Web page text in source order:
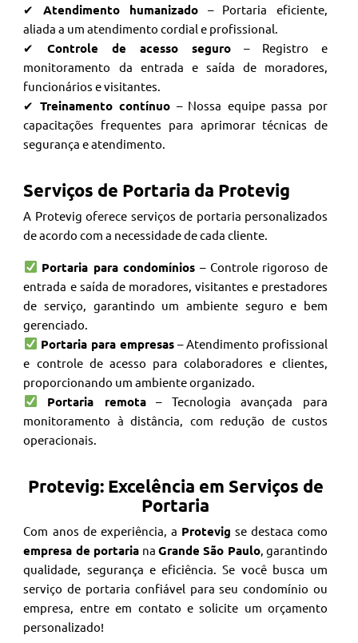
✔ Atendimento humanizado – Portaria eficiente,
aliada a um atendimento cordial e profissional.
✔ Controle de acesso seguro– Registro e
monitoramento da entrada e saída de moradores,
funcionários e visitantes.
✔ Treinamento contínuo – Nossa equipe passa por
capacitações frequentes para aprimorar técnicas de
segurança e atendimento.
Serviços de Portaria da Protevig
A Protevig oferece serviços de portaria personalizados
de acordo com a necessidade de cada cliente.
Portaria para condomínios – Controle rigoroso de
entrada e saída de moradores, visitantes e prestadores
de serviço, garantindo um ambiente seguro e bem
gerenciado.
Portaria para empresas– Atendimento profissional
e controle de acesso para colaboradores e clientes,
proporcionando um ambiente organizado.
Portaria remota– Tecnologia avançada para
monitoramento à distância, com redução de custos
operacionais.
Protevig: Excelência em Serviços de
Portaria
Com anos de experiência, a Protevig se destaca como
empresa de portaria na Grande São Paulo, garantindo
qualidade, segurança e eficiência. Se você busca um
serviço de portaria confiável para seu condomínio ou
empresa, entre em contato e solicite um orçamento
personalizado!